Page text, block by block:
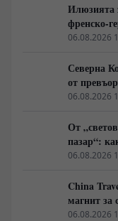
Илюзията
френско-
06.08.2026
Северна
от
Източна
06.08.2026
От
пазар“:
06.08.2026
China
магнит за
06.08.2026